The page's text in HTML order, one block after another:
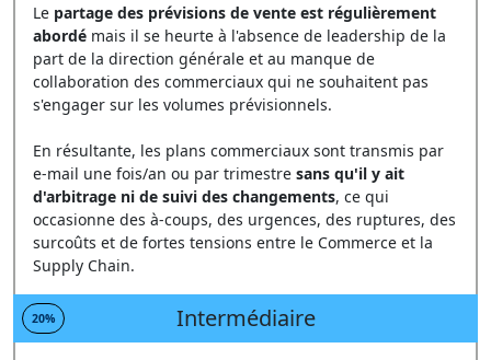
Le partage des prévisions de vente est régulièrement
abordé mais il se heurte à l'absence de leadership de la
part de la direction générale et au manque de
collaboration des commerciaux qui ne souhaitent pas
s'engager sur les volumes prévisionnels.
En résultante, les plans commerciaux sont transmis par
e-mail une fois/an ou par trimestre sans qu'il y ait
d'arbitrage ni de suivi des changements, ce qui
occasionne des à-coups, des urgences, des ruptures, des
surcoûts et de fortes tensions entre le Commerce et la
Supply Chain.
20% Intermédiaire